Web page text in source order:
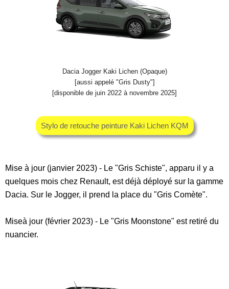
Dacia Jogger Kaki Lichen (Opaque)
[aussi appelé "Gris Dusty"]
[disponible de juin 2022 à novembre 2025]
Stylo de retouche peinture Kaki Lichen KQM
Mise à jour (janvier 2023) - Le "Gris Schiste", apparu il y a
quelques mois chez Renault, est déjà déployé sur la gamme
Dacia. Sur le Jogger, il prend la place du "Gris Comète".
Miseà jour (février 2023) - Le "Gris Moonstone" est retiré du
nuancier.